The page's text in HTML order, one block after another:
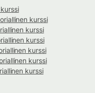
kurssi
kurssi
kurssi
kurssi
kurssi
kurssi